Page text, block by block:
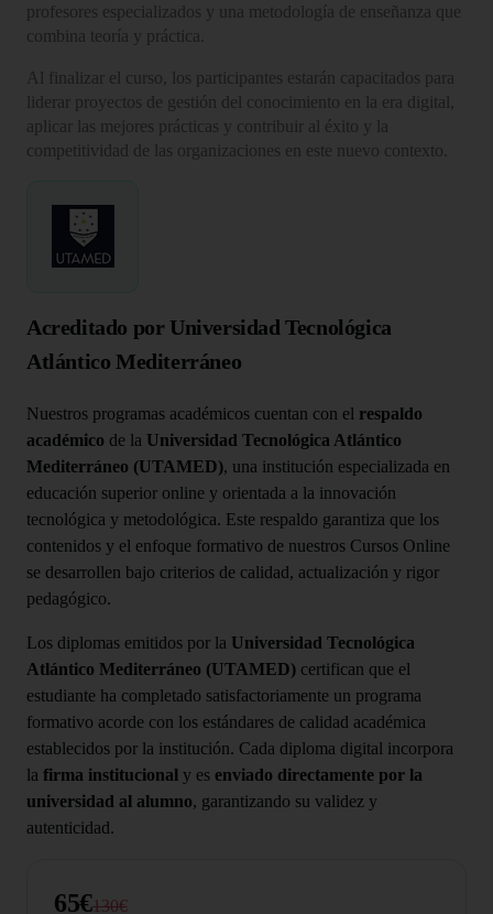
profesores especializados y una metodología de enseñanza que
combina teoría y práctica.
Al finalizar el curso, los participantes estarán capacitados para
liderar proyectos de gestión del conocimiento en la era digital,
aplicar las mejores prácticas y contribuir al éxito y la
competitividad de las organizaciones en este nuevo contexto.
Acreditado por Universidad Tecnológica
Atlántico Mediterráneo
Nuestros programas académicos cuentan con el respaldo
académico de la Universidad Tecnológica Atlántico
Mediterráneo (UTAMED), una institución especializada en
educación superior online y orientada a la innovación
tecnológica y metodológica. Este respaldo garantiza que los
contenidos y el enfoque formativo de nuestros Cursos Online
se desarrollen bajo criterios de calidad, actualización y rigor
pedagógico.
Los diplomas emitidos por la Universidad Tecnológica
Atlántico Mediterráneo (UTAMED) certifican que el
estudiante ha completado satisfactoriamente un programa
formativo acorde con los estándares de calidad académica
establecidos por la institución. Cada diploma digital incorpora
la firma institucional y es enviado directamente por la
universidad al alumno, garantizando su validez y
autenticidad.
65€130€